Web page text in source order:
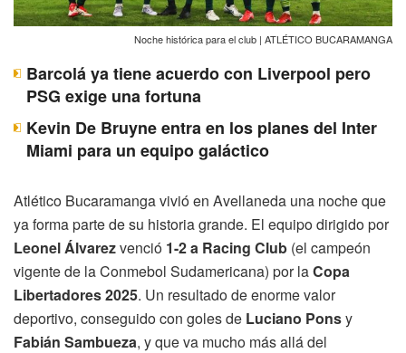
Noche histórica para el club | ATLÉTICO BUCARAMANGA
Barcolá ya tiene acuerdo con Liverpool pero
PSG exige una fortuna
Kevin De Bruyne entra en los planes del Inter
Miami para un equipo galáctico
Atlético Bucaramanga vivió en Avellaneda una noche que
ya forma parte de su historia grande. El equipo dirigido por
Leonel Álvarezvenció 1-2 a Racing Club (el campeón
vigente de la Conmebol Sudamericana) por laCopa
Libertadores 2025. Un resultado de enorme valor
deportivo, conseguido con goles de Luciano Ponsy
Fabián Sambueza, y que va mucho más allá del